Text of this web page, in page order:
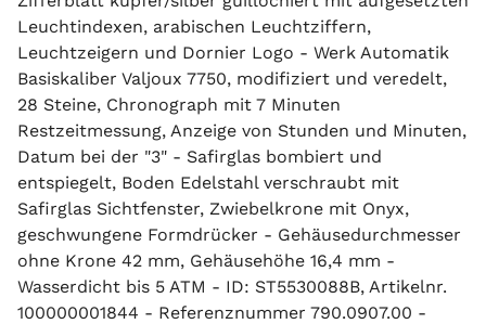
Leuchtindexen, arabischen Leuchtziffern,
Leuchtzeigern und Dornier Logo - Werk Automatik
Basiskaliber Valjoux 7750, modifiziert und veredelt,
28 Steine, Chronograph mit 7 Minuten
Restzeitmessung, Anzeige von Stunden und Minuten,
Datum bei der "3" - Safirglas bombiert und
entspiegelt, Boden Edelstahl verschraubt mit
Safirglas Sichtfenster, Zwiebelkrone mit Onyx,
geschwungene Formdrücker - Gehäusedurchmesser
ohne Krone 42 mm, Gehäusehöhe 16,4 mm -
Wasserdicht bis 5 ATM - ID: ST5530088B, Artikelnr.
100000001844 - Referenznummer 790.0907.00 -